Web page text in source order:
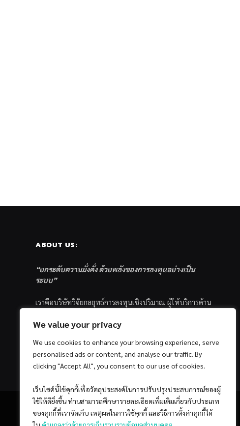
We value your privacy
We use cookies to enhance your browsing experience, serve
personalised ads or content, and analyse our traffic. By
clicking "Accept All", you consent to our use of cookies.
เว็บไซต์นี้ใช้คุกกี้เพื่อวัตถุประสงค์ในการปรับปรุงประสบการณ์ของผู้
ใช้ให้ดียิ่งขึ้น ท่านสามารถศึกษารายละเอียดเพิ่มเติมเกี่ยวกับประเภท
ของคุกกี้ที่เราจัดเก็บ เหตุผลในการใช้คุกกี้ และวิธีการตั้งค่าคุกกี้ได้
ABOUT US:
“ยกระดับความมั่งคั่ง ด้วยพลังของการลงทุนอย่างเป็น
ระบบ”
เราคือบริษัทวิจัยกลยุทธ์การลงทุนเชิงปริมาณ ผู้ให้บริการด้าน
ส่วนบุคคล ซึ่งมีเป้าหมายที่จะช่วยเหลือให้นักลงทุนไทย
ด้วยแนวคิดและกระบวนการลงทุนอย่างเป็นระบบแบบ
Quantitative & Systematic Investing